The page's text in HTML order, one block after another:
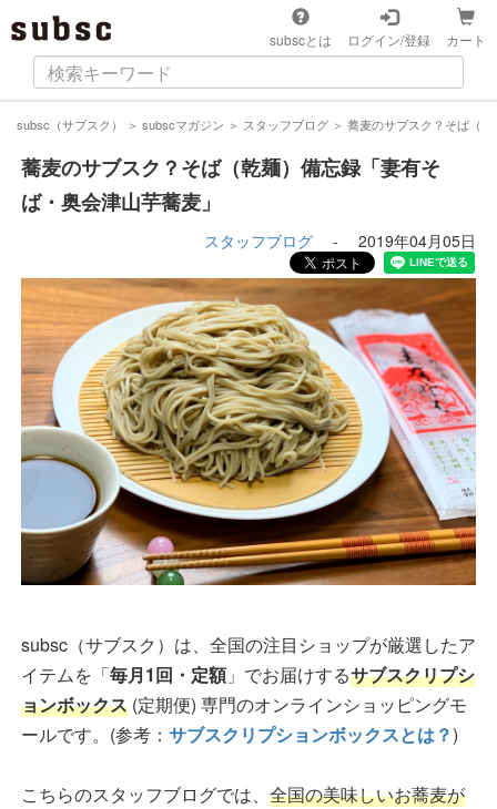
subscとは ログイン/登録 カート
subsc（サブスク） ＞ subscマガジン ＞ スタッフブログ ＞ 蕎麦のサブスク？そば（
蕎麦のサブスク？そば（乾麺）備忘録「妻有そ
ば・奥会津山芋蕎麦」
スタッフブログ - 2019年04月05日
subsc（サブスク）は、全国の注目ショップが厳選したア
イテムを「毎月1回・定額」でお届けするサブスクリプシ
ョンボックス (定期便) 専門のオンラインショッピングモ
ールです。(参考： サブスクリプションボックスとは？)
こちらのスタッフブログでは、 全国の美味しいお蕎麦が